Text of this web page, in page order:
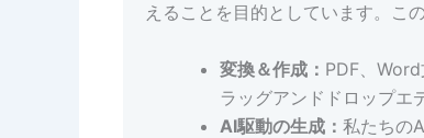
えることを目的としています。こ
変換＆作成： PDF、
ラッグアンドドロップエ
AI駆動の生成： 私たちの